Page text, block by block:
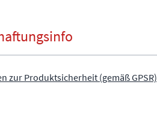
zur Produktsicherheit (gemäß GPSR)